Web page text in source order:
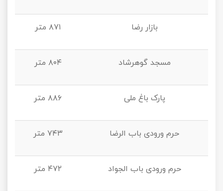
بازار رضا ۸۷۱ متر
مسجد گوهرشاد ۸۰۴ متر
پارک باغ ملی ۸۸۶ متر
حرم ورودی باب الرضا ۷۴۳ متر
حرم ورودی باب الجواد ۴۷۲ متر